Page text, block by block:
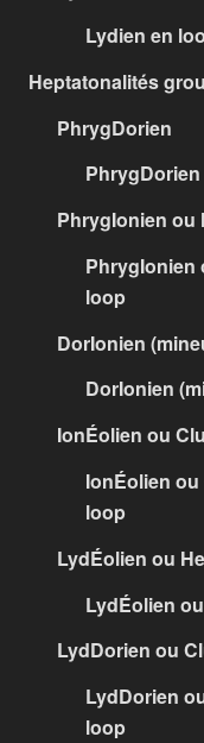
Lydien en
Heptatonalités
PhrygDorien
PhrygIonien ou
PhrygIonien
loop
DorIonien
DorIonien
IonÉolien ou
IonÉolien
loop
LydÉolien ou
LydÉolien
LydDorien ou
LydDorien
loop